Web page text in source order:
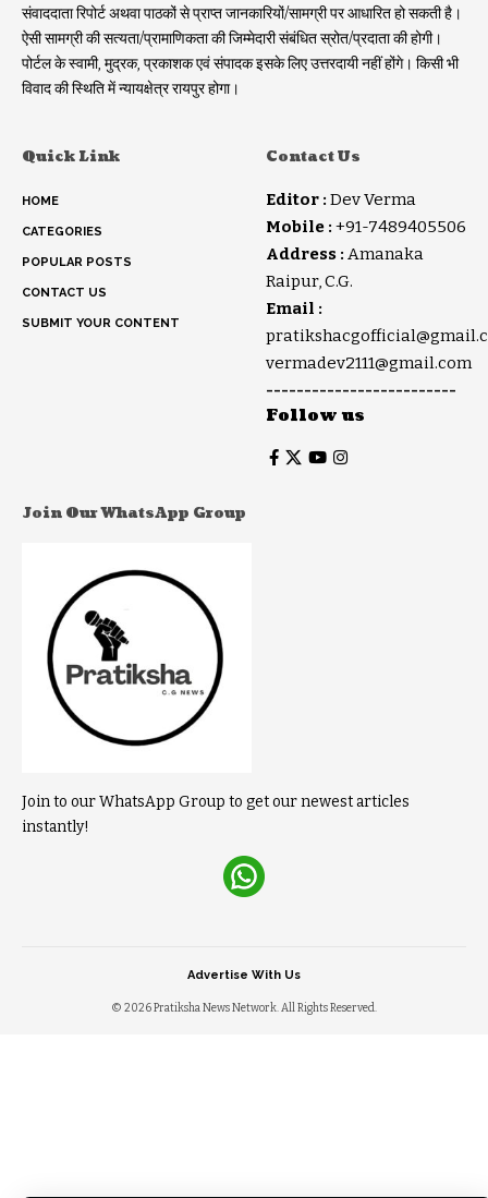
संवाददाता रिपोर्ट अथवा पाठकों से प्राप्त जानकारियों/सामग्री पर आधारित हो सकती है।
ऐसी सामग्री की सत्यता/प्रामाणिकता की जिम्मेदारी संबंधित स्रोत/प्रदाता की होगी।
पोर्टल के स्वामी, मुद्रक, प्रकाशक एवं संपादक इसके लिए उत्तरदायी नहीं होंगे। किसी भी
विवाद की स्थिति में न्यायक्षेत्र रायपुर होगा।
Quick Link
HOME
CATEGORIES
POPULAR POSTS
CONTACT US
SUBMIT YOUR CONTENT
Contact Us
Editor : Dev Verma
Mobile : +91-7489405506
Address : Amanaka
Raipur, C.G.
Email :
vermadev2111@gmail.com
-------------------------
Follow us
Join Our WhatsApp Group
Join to our WhatsApp Group to get our newest articles
instantly!
© 2026 Pratiksha News Network. All Rights Reserved.
Advertise With Us